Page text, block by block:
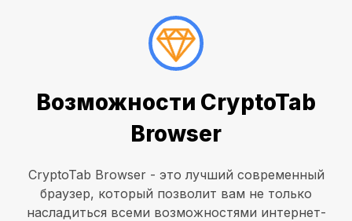
Возможности CryptoTab
Browser
CryptoTab Browser - это лучший современный
браузер, который позволит вам не только
насладиться всеми возможностями интернет-